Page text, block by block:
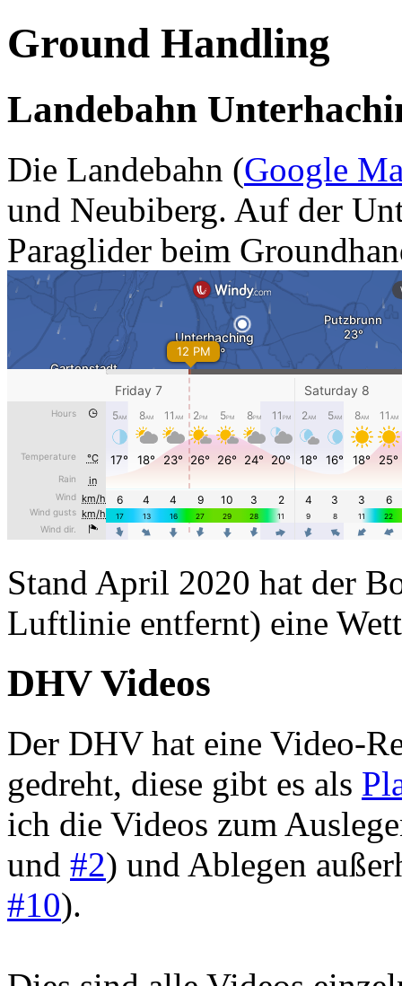
Ground Handling
Landebahn
Die Landebahn (Google
und Neubiberg. Auf der
Paraglider beim
Stand April 2020 hat der
Luftlinie entfernt) eine
DHV Videos
Der DHV hat eine Video-
gedreht, diese gibt es als
ich die Videos zum
und #2) und Ablegen
#10).